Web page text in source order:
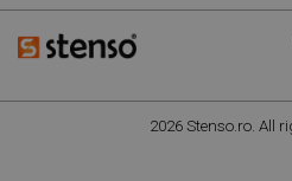
2026 Stenso.ro. All